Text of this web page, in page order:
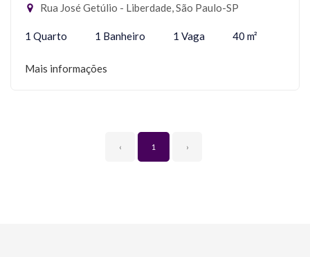
Rua José Getúlio - Liberdade, São Paulo-SP
1 Quarto 1 Banheiro 1 Vaga 40 m²
Mais informações
‹ 1 ›